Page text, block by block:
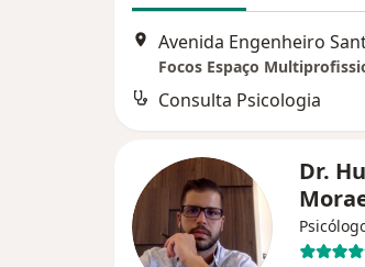
Focos Espaço
Consulta Psicologia
Dr.